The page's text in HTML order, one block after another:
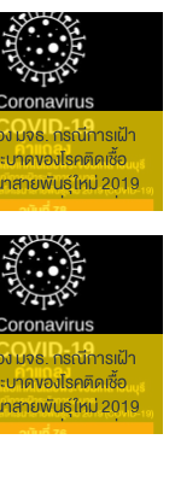
มจธ. กรณีการเฝ้า
บาดของโรคติดเชื้อ
าสายพันธุ์ใหม่ 2019
ฉบับที่ 78 วันที่ 2
มจธ. กรณีการเฝ้า
บาดของโรคติดเชื้อ
าสายพันธุ์ใหม่ 2019
ฉบับที่ 76 วันที่ 31